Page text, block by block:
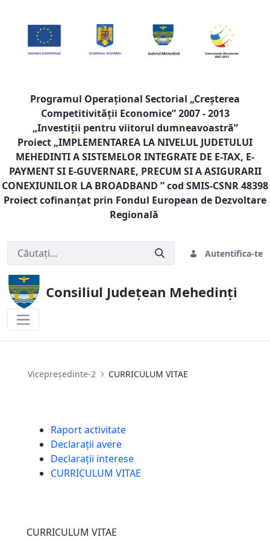
Programul Operaţional Sectorial „Creşterea
Competitivităţii Economice” 2007 - 2013
„Investiţii pentru viitorul dumneavoastră”
Proiect „IMPLEMENTAREA LA NIVELUL JUDETULUI
MEHEDINTI A SISTEMELOR INTEGRATE DE E-TAX, E-
PAYMENT SI E-GUVERNARE, PRECUM SI A ASIGURARII
CONEXIUNILOR LA BROADBAND ” cod SMIS-CSNR 48398
Proiect cofinanţat prin Fondul European de Dezvoltare
Regională
Autentifica-te
Consiliul Județean Mehedinți
Vicepreședinte-2 CURRICULUM VITAE
Raport activitate
Declarații avere
Declarații interese
CURRICULUM VITAE
CURRICULUM VITAE